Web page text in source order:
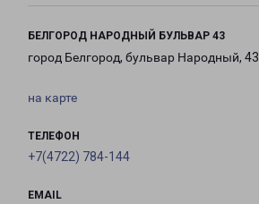
БЕЛГОРОД НАРОДНЫЙ БУЛЬВАР 43
город Белгород, бульвар Народный, 43
на карте
ТЕЛЕФОН
+7(4722) 784-144
EMAIL